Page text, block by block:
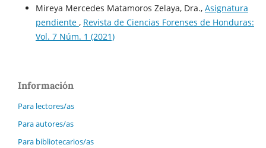
Mireya Mercedes Matamoros Zelaya, Dra., Asignatura
pendiente , Revista de Ciencias Forenses de Honduras:
Vol. 7 Núm. 1 (2021)
Información
Para lectores/as
Para autores/as
Para bibliotecarios/as